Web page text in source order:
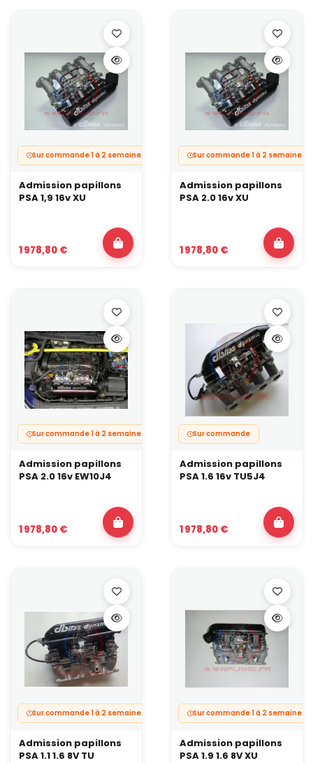
Sur commande 1 à 2 semaines.
Admission papillons
PSA 1,9 16v XU
1 978,80 €
Sur commande 1 à 2 semaines.
Admission papillons
PSA 2.0 16v XU
1 978,80 €
Sur commande 1 à 2 semaines.
Admission papillons
PSA 2.0 16v EW10J4
1 978,80 €
Sur commande
Admission papillons
PSA 1.6 16v TU5J4
1 978,80 €
Sur commande 1 à 2 semaines.
Admission papillons
PSA 1.1 1.6 8V TU
Sur commande 1 à 2 semaines.
Admission papillons
PSA 1.9 1.6 8V XU